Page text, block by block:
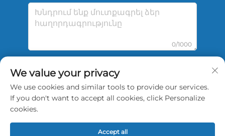
0/1000
Ուղարկել
We value your privacy
We use cookies and similar tools to provide our services.
If you don't want to accept all cookies, click Personalize
cookies.
Accept all